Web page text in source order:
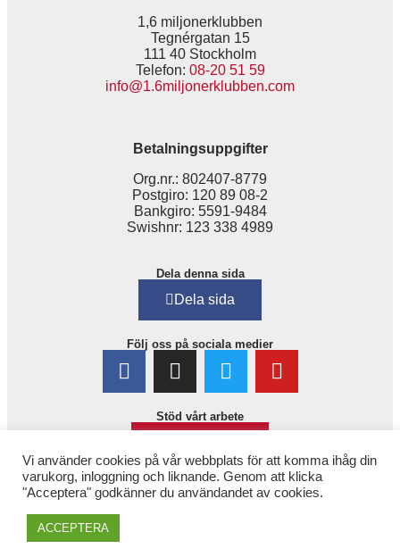
1,6 miljonerklubben
Tegnérgatan 15
111 40 Stockholm
Telefon: 08-20 51 59
info@1.6miljonerklubben.com
Betalningsuppgifter
Org.nr.: 802407-8779
Postgiro: 120 89 08-2
Bankgiro: 5591-9484
Swishnr: 123 338 4989
Dela denna sida
Dela sida
Följ oss på sociala medier
Stöd vårt arbete
Copyright © 2025. 1,6 miljonerklubben
Vi använder cookies på vår webbplats för att komma ihåg din
varukorg, inloggning och liknande. Genom att klicka
"Acceptera" godkänner du användandet av cookies.
ACCEPTERA